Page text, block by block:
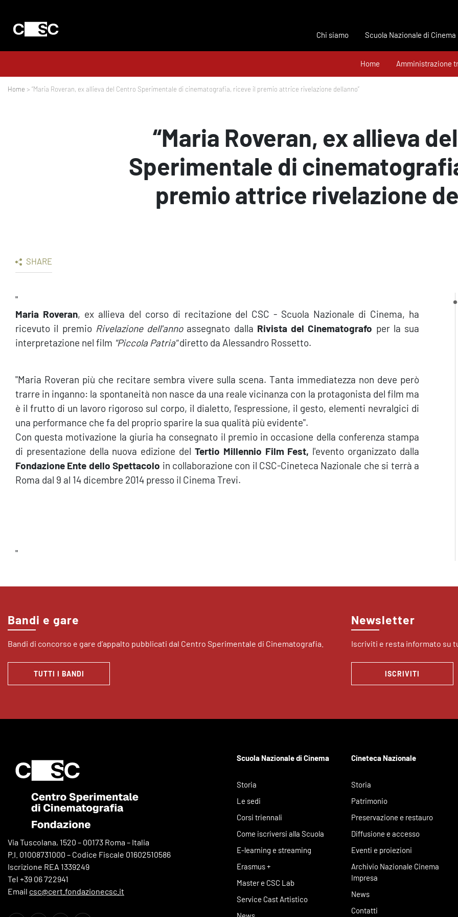
Chi siamo Scuola Nazionale di Cinema
Home Amministrazione
Home > “Maria Roveran, ex allieva del Centro Sperimentale di cinematografia, riceve il premio attrice rivelazione dellanno”
“Maria Roveran, ex allieva
Sperimentale di
premio attrice rivelazione
SHARE
"
Maria Roveran, ex allieva del corso di recitazione del CSC - Scuola Nazionale di Cinema, ha
ricevuto il premio Rivelazione dell'annoassegnato dalla Rivista del Cinematografo per la sua
interpretazione nel film "Piccola Patria"diretto da Alessandro Rossetto.
"Maria Roveran più che recitare sembra vivere sulla scena. Tanta immediatezza non deve però
trarre in inganno: la spontaneità non nasce da una reale vicinanza con la protagonista del film ma
è il frutto di un lavoro rigoroso sul corpo, il dialetto, l'espressione, il gesto, elementi nevralgici di
una performance che fa del proprio sparire la sua qualità più evidente".
Con questa motivazione la giuria ha consegnato il premio in occasione della conferenza stampa
di presentazione della nuova edizione del Tertio Millennio Film Fest, l'evento organizzato dalla
Fondazione Ente dello Spettacolo in collaborazione con il CSC-Cineteca Nazionale che si terrà a
Roma dal 9 al 14 dicembre 2014 presso il Cinema Trevi.
"
Bandi e gare
Bandi di concorso e gare d’appalto pubblicati dal Centro Sperimentale di Cinematografia.
TUTTI I BANDI
Newsletter
Iscriviti e resta informato su
ISCRIVITI
Via Tuscolana, 1520 – 00173 Roma – Italia
P.I. 01008731000 – Codice Fiscale 01602510586
Iscrizione REA 1339249
Tel +39 06 722941
Email csc@cert.fondazionecsc.it
Scuola Nazionale di Cinema
Storia
Le sedi
Corsi triennali
Come iscriversi alla Scuola
E-learning e streaming
Erasmus +
Master e CSC Lab
Service Cast Artistico
Cineteca Nazionale
Storia
Patrimonio
Preservazione e restauro
Diffusione e accesso
Eventi e proiezioni
Archivio Nazionale Cinema
Impresa
News
Contatti